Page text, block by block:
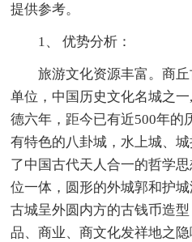
提供参考。
1、 优势分析：
旅游文化资源丰富。商丘
单位，中国历史文化名城之
德六年，距今已有近500年的
有特色的八卦城，水上城、
了中国古代天人合一的哲学
位一体，圆形的外城郭和护
古城呈外圆内方的古钱币造
品、商业、商文化发祥地之